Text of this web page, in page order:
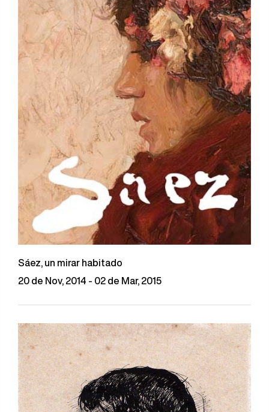
Sáez, un mirar habitado
20 de Nov, 2014 - 02 de Mar, 2015